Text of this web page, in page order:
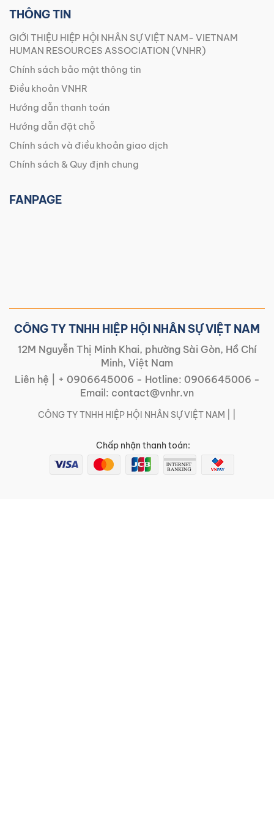
THÔNG TIN
GIỚI THIỆU HIỆP HỘI NHÂN SỰ VIỆT NAM- VIETNAM
HUMAN RESOURCES ASSOCIATION (VNHR)
Chính sách bảo mật thông tin
Điều khoản VNHR
Hướng dẫn thanh toán
Hướng dẫn đặt chỗ
Chính sách và điều khoản giao dịch
Chính sách & Quy định chung
FANPAGE
CÔNG TY TNHH HIỆP HỘI NHÂN SỰ VIỆT NAM
12M Nguyễn Thị Minh Khai, phường Sài Gòn, Hồ Chí
Minh, Việt Nam
Liên hệ |
+ 0906645006 - Hotline: 0906645006 -
Email: contact@vnhr.vn
CÔNG TY TNHH HIỆP HỘI NHÂN SỰ VIỆT NAM | |
Chấp nhận thanh toán: